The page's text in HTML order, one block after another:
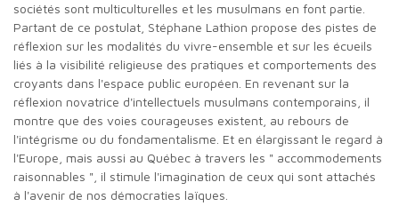
sociétés sont multiculturelles et les musulmans en font partie.
Partant de ce postulat, Stéphane Lathion propose des pistes de
réflexion sur les modalités du vivre-ensemble et sur les écueils
liés à la visibilité religieuse des pratiques et comportements des
croyants dans l'espace public européen. En revenant sur la
réflexion novatrice d'intellectuels musulmans contemporains, il
montre que des voies courageuses existent, au rebours de
l'intégrisme ou du fondamentalisme. Et en élargissant le regard à
l'Europe, mais aussi au Québec à travers les " accommodements
raisonnables ", il stimule l'imagination de ceux qui sont attachés
à l'avenir de nos démocraties laïques.